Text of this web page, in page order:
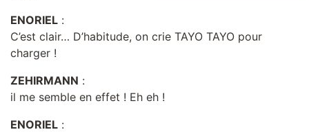
ENORIEL :
C’est clair… D’habitude, on crie TAYO TAYO pour
charger !
ZEHIRMANN :
il me semble en effet ! Eh eh !
ENORIEL :